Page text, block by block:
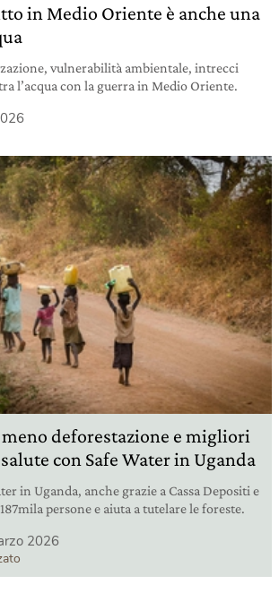
in Medio Oriente è anche una
vulnerabilità ambientale, intrecci
l’acqua con la guerra in Medio Oriente.
deforestazione e migliori
con Safe Water in Uganda
in Uganda, anche grazie a Cassa Depositi e
persone e aiuta a tutelare le foreste.
2026